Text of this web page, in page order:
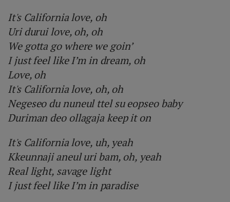
It's California love, oh
Uri durui love, oh, oh
We gotta go where we goin’
I just feel like I’m in dream, oh
Love, oh
It's California love, oh, oh
Negeseo du nuneul ttel su eopseo baby
Duriman deo ollagaja keep it on
It's California love, uh, yeah
Kkeunnaji aneul uri bam, oh, yeah
Real light, savage light
I just feel like I’m in paradise